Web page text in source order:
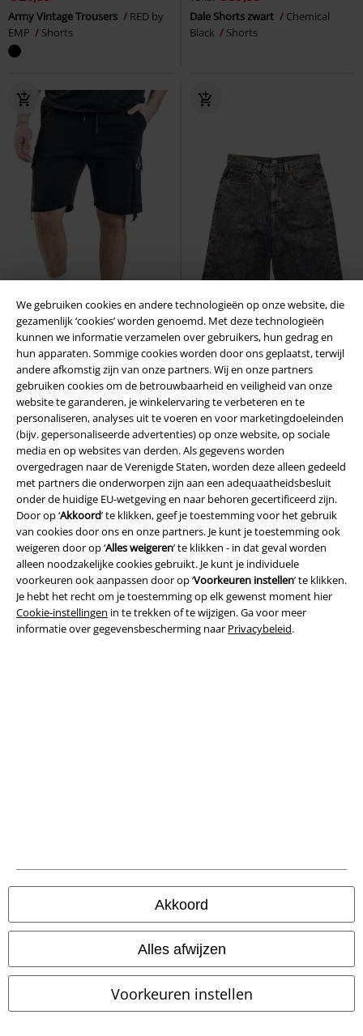
We gebruiken cookies en andere technologieën op onze website, die
gezamenlijk ‘cookies’ worden genoemd. Met deze technologieën
kunnen we informatie verzamelen over gebruikers, hun gedrag en
hun apparaten. Sommige cookies worden door ons geplaatst, terwijl
andere afkomstig zijn van onze partners. Wij en onze partners
gebruiken cookies om de betrouwbaarheid en veiligheid van onze
website te garanderen, je winkelervaring te verbeteren en te
personaliseren, analyses uit te voeren en voor marketingdoeleinden
(bijv. gepersonaliseerde advertenties) op onze website, op sociale
media en op websites van derden. Als gegevens worden
overgedragen naar de Verenigde Staten, worden deze alleen gedeeld
met partners die onderworpen zijn aan een adequaatheidsbesluit
onder de huidige EU-wetgeving en naar behoren gecertificeerd zijn.
Door op ‘Akkoord’ te klikken, geef je toestemming voor het gebruik
van cookies door ons en onze partners. Je kunt je toestemming ook
weigeren door op ‘Alles weigeren’ te klikken - in dat geval worden
alleen noodzakelijke cookies gebruikt. Je kunt je individuele
voorkeuren ook aanpassen door op ‘Voorkeuren instellen’ te klikken.
Je hebt het recht om je toestemming op elk gewenst moment hier
Cookie-instellingen in te trekken of te wijzigen. Ga voor meer
informatie over gegevensbescherming naar Privacybeleid.
Akkoord
Alles afwijzen
Voorkeuren instellen
Army Vintage Trousers
RED by
EMP
Shorts
Dale Shorts zwart
Chemical
Black
Shorts
% Exclusief
€ 41,99
Work In The Dark
Assassin's
Creed
Shorts
% Decoratieve elementen
€ 53,99
Idol Shorts Chet Rock Shorts